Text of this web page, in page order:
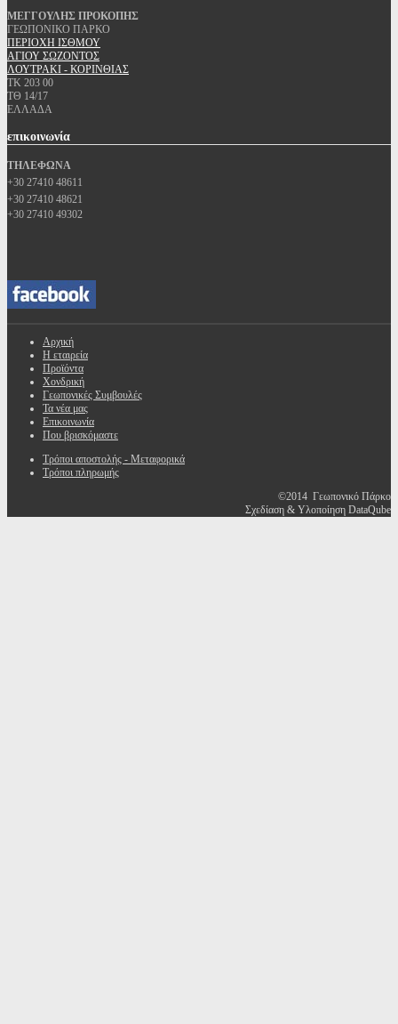
ΜΕΓΓΟΥΛΗΣ ΠΡΟΚΟΠΗΣ
ΓΕΩΠΟΝΙΚΟ ΠΑΡΚΟ
ΠΕΡΙΟΧΗ ΙΣΘΜΟΥ
ΑΓΙΟΥ ΣΩΖΟΝΤΟΣ
ΛΟΥΤΡΑΚΙ - ΚΟΡΙΝΘΙΑΣ
ΤΚ 203 00
ΤΘ 14/17
ΕΛΛΑΔΑ
επικοινωνία
ΤΗΛΕΦΩΝΑ
+30 27410 48611
+30 27410 48621
+30 27410 49302
Αρχική
Η εταιρεία
Προϊόντα
Χονδρική
Γεωπονικές Συμβουλές
Τα νέα μας
Επικοινωνία
Που βρισκόμαστε
Τρόποι αποστολής - Μεταφορικά
Τρόποι πληρωμής
©2014 Γεωπονικό Πάρκο
Σχεδίαση & Υλοποίηση DataQube